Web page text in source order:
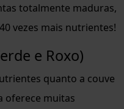
totalmente maduras,
vezes mais nutrientes!
e Roxo)
quanto a couve
oferece muitas